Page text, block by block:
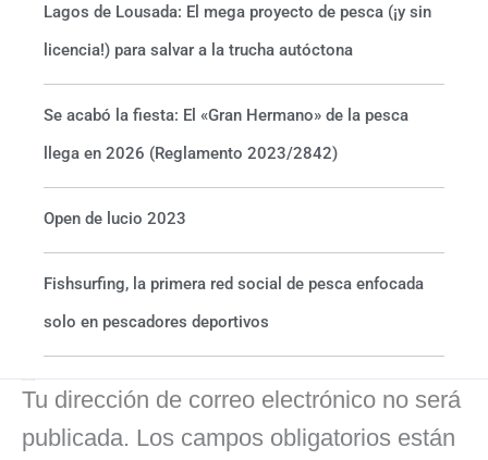
Lagos de Lousada: El mega proyecto de pesca (¡y sin
licencia!) para salvar a la trucha autóctona
Se acabó la fiesta: El «Gran Hermano» de la pesca
llega en 2026 (Reglamento 2023/2842)
Open de lucio 2023
Fishsurfing, la primera red social de pesca enfocada
solo en pescadores deportivos
Tu dirección de correo electrónico no será
publicada. Los campos obligatorios están